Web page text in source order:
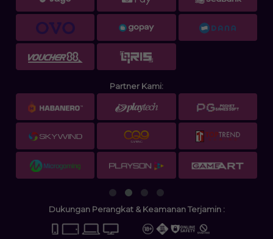
Partner Kami:
Dukungan Perangkat & Keamanan Terjamin :